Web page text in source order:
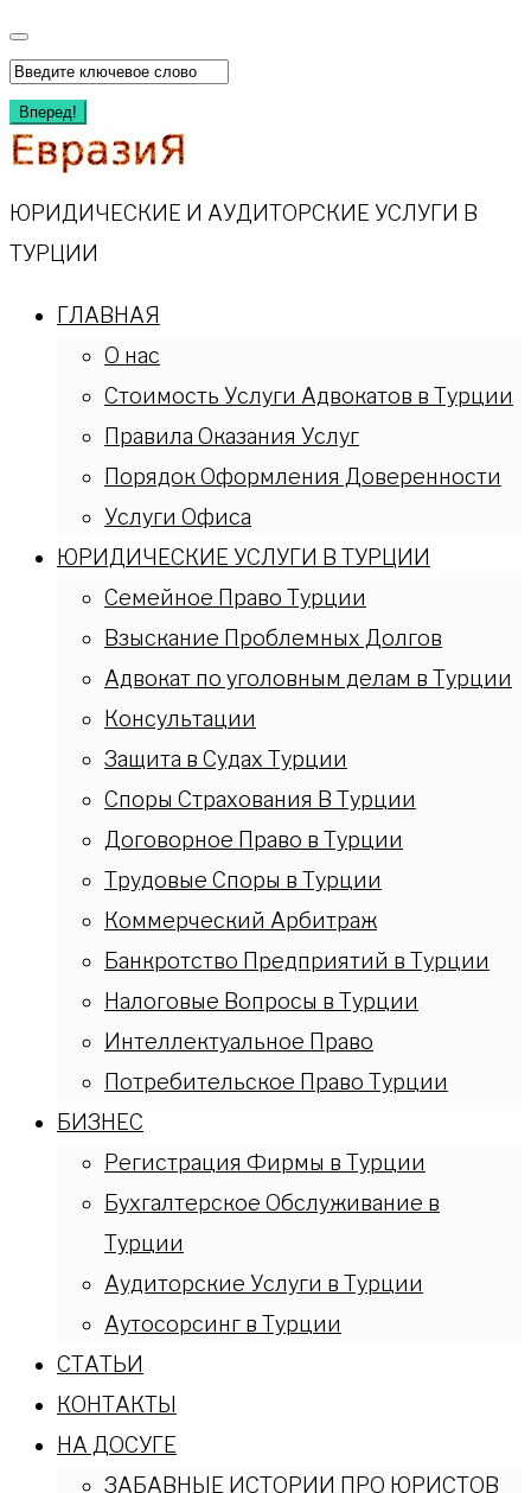
Перейти
к
содержимому
Искать:
Вперед!
ЮРИДИЧЕСКИЕ И АУДИТОРСКИЕ УСЛУГИ В
ТУРЦИИ
ГЛАВНАЯ
О нас
Стоимость Услуги Адвокатов в Турции
Правила Оказания Услуг
Порядок Оформления Доверенности
Услуги Офиса
ЮРИДИЧЕСКИЕ УСЛУГИ В ТУРЦИИ
Семейное Право Турции
Взыскание Проблемных Долгов
Адвокат по уголовным делам в Турции
Консультации
Защита в Судах Турции
Споры Страхования В Турции
Договорное Право в Турции
Трудовые Споры в Турции
Коммерческий Арбитраж
Банкротство Предприятий в Турции
Налоговые Вопросы в Турции
Интеллектуальное Право
Потребительское Право Турции
БИЗНЕС
Регистрация Фирмы в Турции
Бухгалтерское Обслуживание в
Турции
Аудиторские Услуги в Турции
Аутосорсинг в Турции
СТАТЬИ
КОНТАКТЫ
НА ДОСУГЕ
ЗАБАВНЫЕ ИСТОРИИ ПРО ЮРИСТОВ